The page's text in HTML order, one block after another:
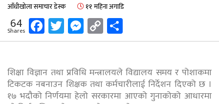
आँधीखोला समाचार डेस्क ११ महिना अगाडि
64
Shares Facebook
Twitter
Messenger
Copy
Link
शिक्षा विज्ञान तथा प्रविधि मन्त्रालयले विद्यालय समय र पोशाकमा
टिकटक नबनाउन शिक्षक तथा कर्मचारीलाई निर्देशन दिएको छ ।
१७ भदौको निर्णयमा हेलो सरकारमा आएको गुनाकोको आधारमा